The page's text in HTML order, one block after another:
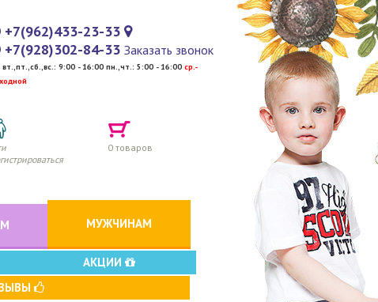
+7(962)433-23-33
+7(928)302-84-33 Заказать звонок
вт.,пт.,сб.,вс.: 9:00 - 16:00 пн.,чт.: 5:00 - 16:00 cр.-
0 товаров
МУЖЧИНАМ
АКЦИИ